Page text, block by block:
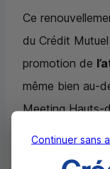
Ce
du Crédit
promotion de
même bien au-
Meeting Hauts-
internationaux,
Continuer sans